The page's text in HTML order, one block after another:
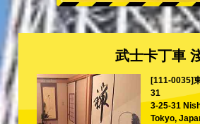
武士卡丁車
[111-0035]
31
3-25-31
Tokyo,